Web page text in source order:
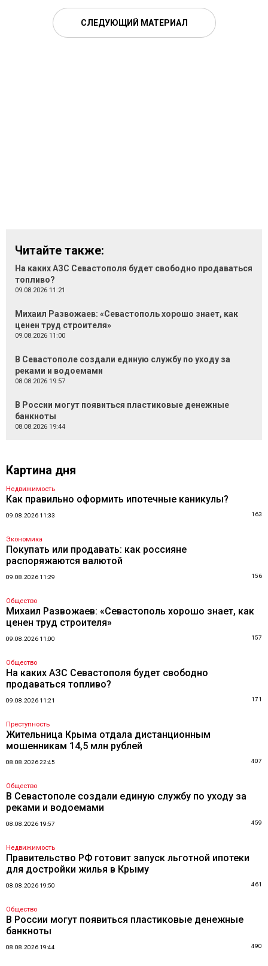
СЛЕДУЮЩИЙ МАТЕРИАЛ
Читайте также:
На каких АЗС Севастополя будет свободно продаваться
топливо?
09.08.2026 11:21
Михаил Развожаев: «Севастополь хорошо знает, как
ценен труд строителя»
09.08.2026 11:00
В Севастополе создали единую службу по уходу за
реками и водоемами
08.08.2026 19:57
В России могут появиться пластиковые денежные
банкноты
08.08.2026 19:44
Картина дня
Недвижимость
Как правильно оформить ипотечные каникулы?
09.08.2026 11:33 163
Экономика
Покупать или продавать: как россияне
распоряжаются валютой
09.08.2026 11:29 156
Общество
Михаил Развожаев: «Севастополь хорошо знает, как
ценен труд строителя»
09.08.2026 11:00 157
Общество
На каких АЗС Севастополя будет свободно
продаваться топливо?
09.08.2026 11:21 171
Преступность
Жительница Крыма отдала дистанционным
мошенникам 14,5 млн рублей
08.08.2026 22:45 407
Общество
В Севастополе создали единую службу по уходу за
реками и водоемами
08.08.2026 19:57 459
Недвижимость
Правительство РФ готовит запуск льготной ипотеки
для достройки жилья в Крыму
08.08.2026 19:50 461
Общество
В России могут появиться пластиковые денежные
банкноты
08.08.2026 19:44 490